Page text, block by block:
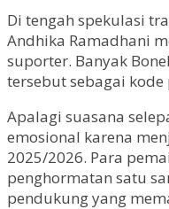
Di tengah spekulasi
Andhika Ramadhani
suporter. Banyak
tersebut sebagai
Apalagi suasana
emosional karena
2025/2026. Para
penghormatan satu
pendukung yang